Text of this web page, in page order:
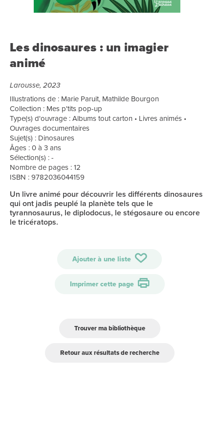
Les dinosaures : un imagier
animé
Larousse, 2023
Illustrations de : Marie Paruit, Mathilde Bourgon
Collection : Mes p'tits pop-up
Type(s) d'ouvrage : Albums tout carton • Livres animés •
Ouvrages documentaires
Sujet(s) : Dinosaures
Âges : 0 à 3 ans
Sélection(s) : -
Nombre de pages : 12
ISBN : 9782036044159
Un livre animé pour découvrir les différents dinosaures
qui ont jadis peuplé la planète tels que le
tyrannosaurus, le diplodocus, le stégosaure ou encore
le tricératops.
Ajouter à une liste
Imprimer cette page
Trouver ma bibliothèque
Retour aux résultats de recherche